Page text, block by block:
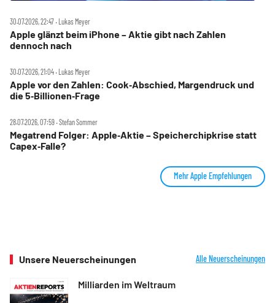
30.07.2026, 22:47 ‧ Lukas Meyer
Apple glänzt beim iPhone – Aktie gibt nach Zahlen
dennoch nach
30.07.2026, 21:04 ‧ Lukas Meyer
Apple vor den Zahlen: Cook‑Abschied, Margendruck und
die 5‑Billionen‑Frage
28.07.2026, 07:59 ‧ Stefan Sommer
Megatrend Folger: Apple‑Aktie – Speicherchipkrise statt
Capex‑Falle?
Mehr Apple Empfehlungen
Unsere Neuerscheinungen Alle Neuerscheinungen
Milliarden im Weltraum